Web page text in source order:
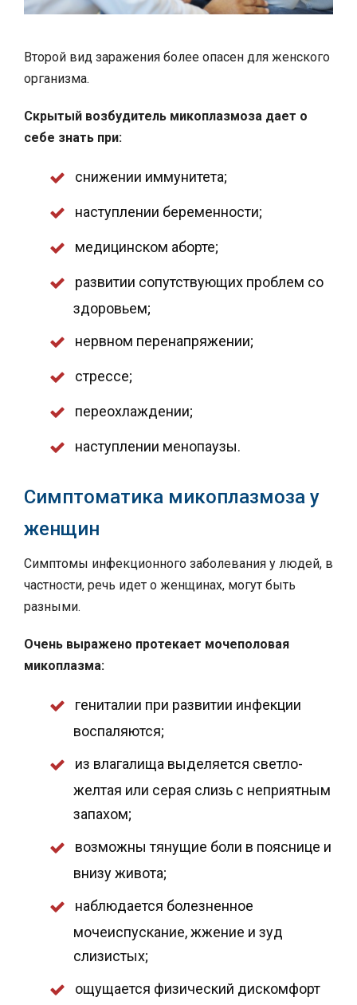
Второй вид заражения более опасен для женского
организма.
Скрытый возбудитель микоплазмоза дает о
себе знать при:
снижении иммунитета;
наступлении беременности;
медицинском аборте;
развитии сопутствующих проблем со
здоровьем;
нервном перенапряжении;
стрессе;
переохлаждении;
наступлении менопаузы.
Симптоматика микоплазмоза у
женщин
Симптомы инфекционного заболевания у людей, в
частности, речь идет о женщинах, могут быть
разными.
Очень выражено протекает мочеполовая
микоплазма:
гениталии при развитии инфекции
воспаляются;
из влагалища выделяется светло-
желтая или серая слизь с неприятным
запахом;
возможны тянущие боли в пояснице и
внизу живота;
наблюдается болезненное
мочеиспускание, жжение и зуд
слизистых;
ощущается физический дискомфорт